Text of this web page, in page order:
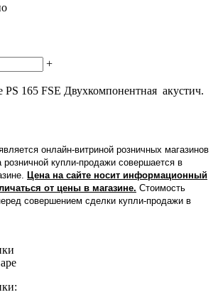
+
PS 165 FSE Двухкомпонентная акустич.
онлайн-витриной розничных магазинов
купли-продажи совершается в
Цена на сайте носит информационный
от цены в магазине. Стоимость
совершением сделки купли-продажи в